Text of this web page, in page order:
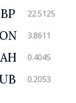
22.5125
3.8611
0.4045
0.2053